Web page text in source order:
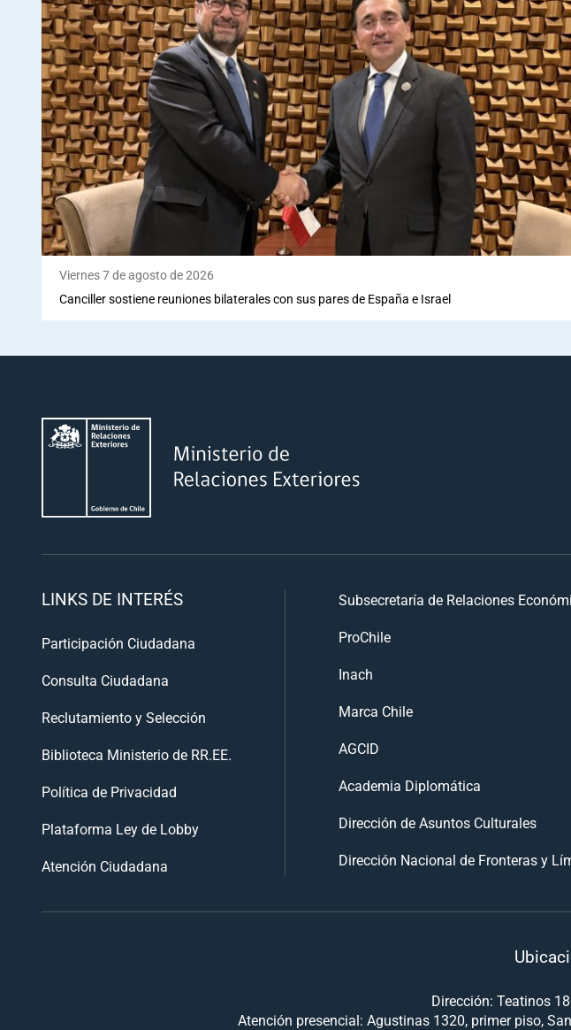
Viernes 7 de agosto de 2026
Canciller sostiene reuniones bilaterales con sus pares de España e Israel
LINKS DE INTERÉS
Participación Ciudadana
Consulta Ciudadana
Reclutamiento y Selección
Biblioteca Ministerio de RR.EE.
Política de Privacidad
Plataforma Ley de Lobby
Atención Ciudadana
Subsecretaría de Relaciones
ProChile
Inach
Marca Chile
AGCID
Academia Diplomática
Dirección de Asuntos Culturales
Dirección Nacional de Fronteras y
Dirección: Teatinos
Atención presencial: Agustinas 1320, primer piso,